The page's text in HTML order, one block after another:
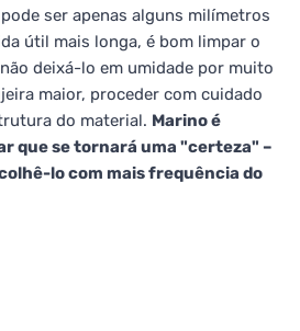
ser apenas alguns milímetros
útil mais longa, é bom limpar o
deixá-lo em umidade por muito
maior, proceder com cuidado
do material. Marino é
que se tornará uma "certeza" –
lo com mais frequência do